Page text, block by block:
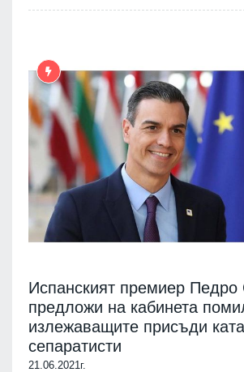
Испанският премиер
предложи на кабинета
излежаващите присъди
сепаратисти
21.06.2021г.